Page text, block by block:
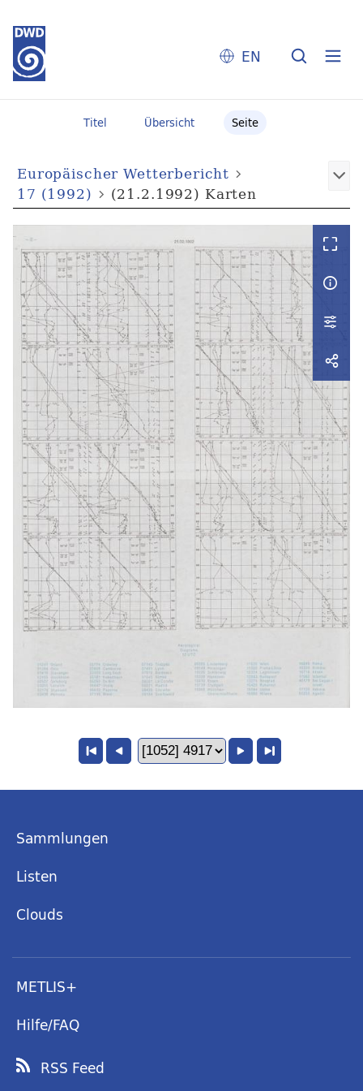
EN
Titel Übersicht Seite
Europäischer Wetterbericht
17 (1992)
(21.2.1992) Karten
Sammlungen
Listen
Clouds
METLIS+
Hilfe/FAQ
RSS Feed